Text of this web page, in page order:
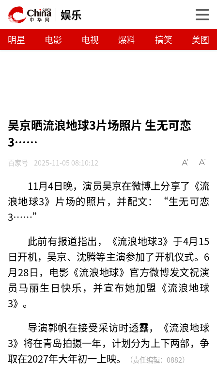
娱乐
明星 电影 电视 爆料 搞笑 美图
吴京晒流浪地球3片场照片 生无可恋
3……
百家号 2025-11-05 08:10:12
11月4日晚，演员吴京在微博上分享了《流
浪地球3》片场的照片，并配文：“生无可恋
3……”
此前有报道指出，《流浪地球3》于4月15
日开机，吴京、沈腾等主演参加了开机仪式。6
月28日，电影《流浪地球》官方微博发文祝演
员马丽生日快乐，并宣布她加盟《流浪地球
3》。
导演郭帆在接受采访时透露，《流浪地球
3》将在青岛拍摄一年，计划分为上下两部，争
取在2027年大年初一上映。
（责任编辑：0882）